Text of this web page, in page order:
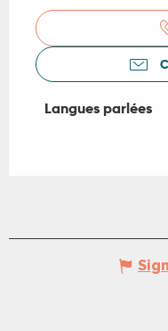
Langues parlées
Langues parlées